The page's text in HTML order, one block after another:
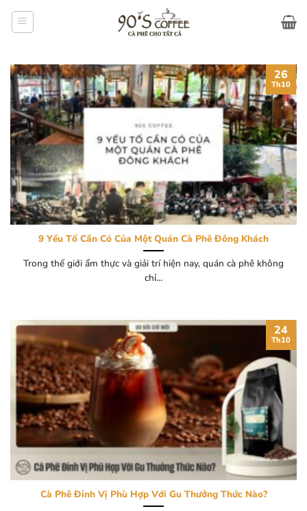
9 Yếu Tố Cần Có Của Một Quán Cà Phê Đông Khách
Trong thế giới ẩm thực và giải trí hiện nay, quán cà phê không
chỉ...
26
Th10
Cà Phê Đỉnh Vị Phù Hợp Với Gu Thưởng Thức Nào?
24
Th10